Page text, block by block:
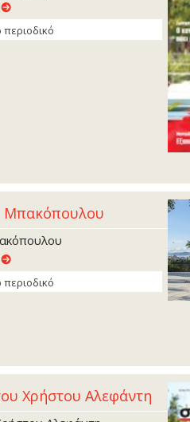
περιοδικό
Μπακόπουλου
περιοδικό
Χρήστου Αλεφάντη